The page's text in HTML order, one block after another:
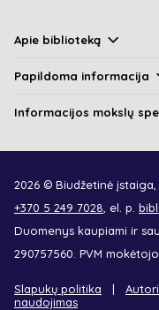
Apie biblioteką
Papildoma informacija
Informacijos mokslų
2026 © Biudžetinė įstaiga,
+370 5 249 7028 , el. p.
Duomenys kaupiami ir
290757560. PVM
Slapukų politika
naudojimas